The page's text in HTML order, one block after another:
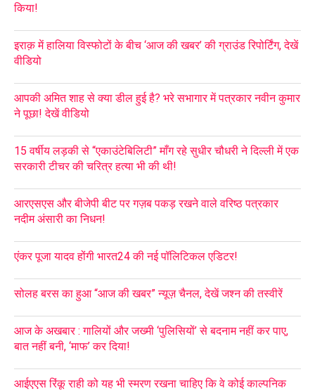
किया!
इराक़ में हालिया विस्फोटों के बीच ‘आज की खबर’ की ग्राउंड रिपोर्टिंग, देखें
वीडियो
आपकी अमित शाह से क्या डील हुई है? भरे सभागार में पत्रकार नवीन कुमार
ने पूछा! देखें वीडियो
15 वर्षीय लड़की से “एकाउंटेबिलिटी” माँग रहे सुधीर चौधरी ने दिल्ली में एक
सरकारी टीचर की चरित्र हत्या भी की थी!
आरएसएस और बीजेपी बीट पर गज़ब पकड़ रखने वाले वरिष्ठ पत्रकार
नदीम अंसारी का निधन!
एंकर पूजा यादव होंगी भारत24 की नई पॉलिटिकल एडिटर!
सोलह बरस का हुआ “आज की खबर” न्यूज़ चैनल, देखें जश्न की तस्वीरें
आज के अखबार : गालियों और जख्मी ‘पुलिसियों’ से बदनाम नहीं कर पाए,
बात नहीं बनी, ‘माफ’ कर दिया!
आईएएस रिंकू राही को यह भी स्मरण रखना चाहिए कि वे कोई काल्पनिक